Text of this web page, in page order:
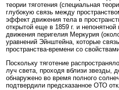
теории тяготения (специальная
глубокую связь между
эффект движения тела в
открытой еще в 1859 г. и
движения перигелия Меркурия
уравнений Эйнштейна, которые
пространства-времени со
Поскольку тяготение
луч света, проходя вблизи звезды,
обнаружено во время полного
подтвердили предсказанное ОТО